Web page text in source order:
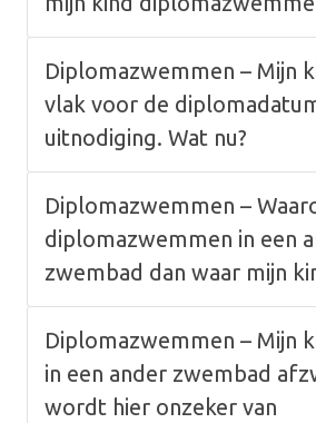
Diplomazwemmen – Mijn
vlak voor de
uitnodiging. Wat nu?
Diplomazwemmen –
diplomazwemmen in een
zwembad dan waar mijn
Diplomazwemmen – Mijn
in een ander zwembad
wordt hier onzeker van